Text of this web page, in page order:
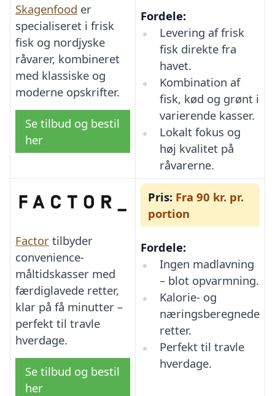
Skagenfood er
specialiseret i frisk
fisk og nordjyske
råvarer, kombineret
med klassiske og
moderne opskrifter.
Se tilbud og bestil
her
Fordele:
Levering af frisk
fisk direkte fra
havet.
Kombination af
fisk, kød og grønt i
varierende kasser.
Lokalt fokus og
høj kvalitet på
råvarerne.
Factor tilbyder
convenience-
måltidskasser med
færdiglavede retter,
klar på få minutter –
perfekt til travle
hverdage.
Se tilbud og bestil
her
Pris: Fra 90 kr. pr.
portion
Fordele:
Ingen madlavning
– blot opvarmning.
Kalorie- og
næringsberegnede
retter.
Perfekt til travle
hverdage.